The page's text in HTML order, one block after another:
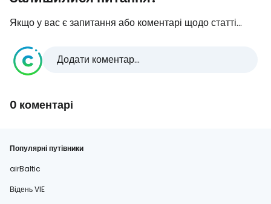
Якщо у вас є запитання або коментарі щодо статті...
Додати коментар...
0 коментарі
Популярні путівники
airBaltic
Відень VIE